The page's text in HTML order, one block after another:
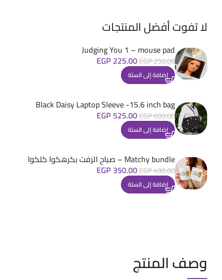
لا تفوت أفضل المنتجات
Judging You 1 – mouse pad
EGP250.00
EGP 225.00
إضافة إلى السلة
Black Daisy Laptop Sleeve -15.6 inch bag
EGP600.00
EGP 525.00
إضافة إلى السلة
Matchy bundle – صباح الزفت بكرهكوا كلكوا
EGP400.00
EGP 350.00
إضافة إلى السلة
وصف المنتج